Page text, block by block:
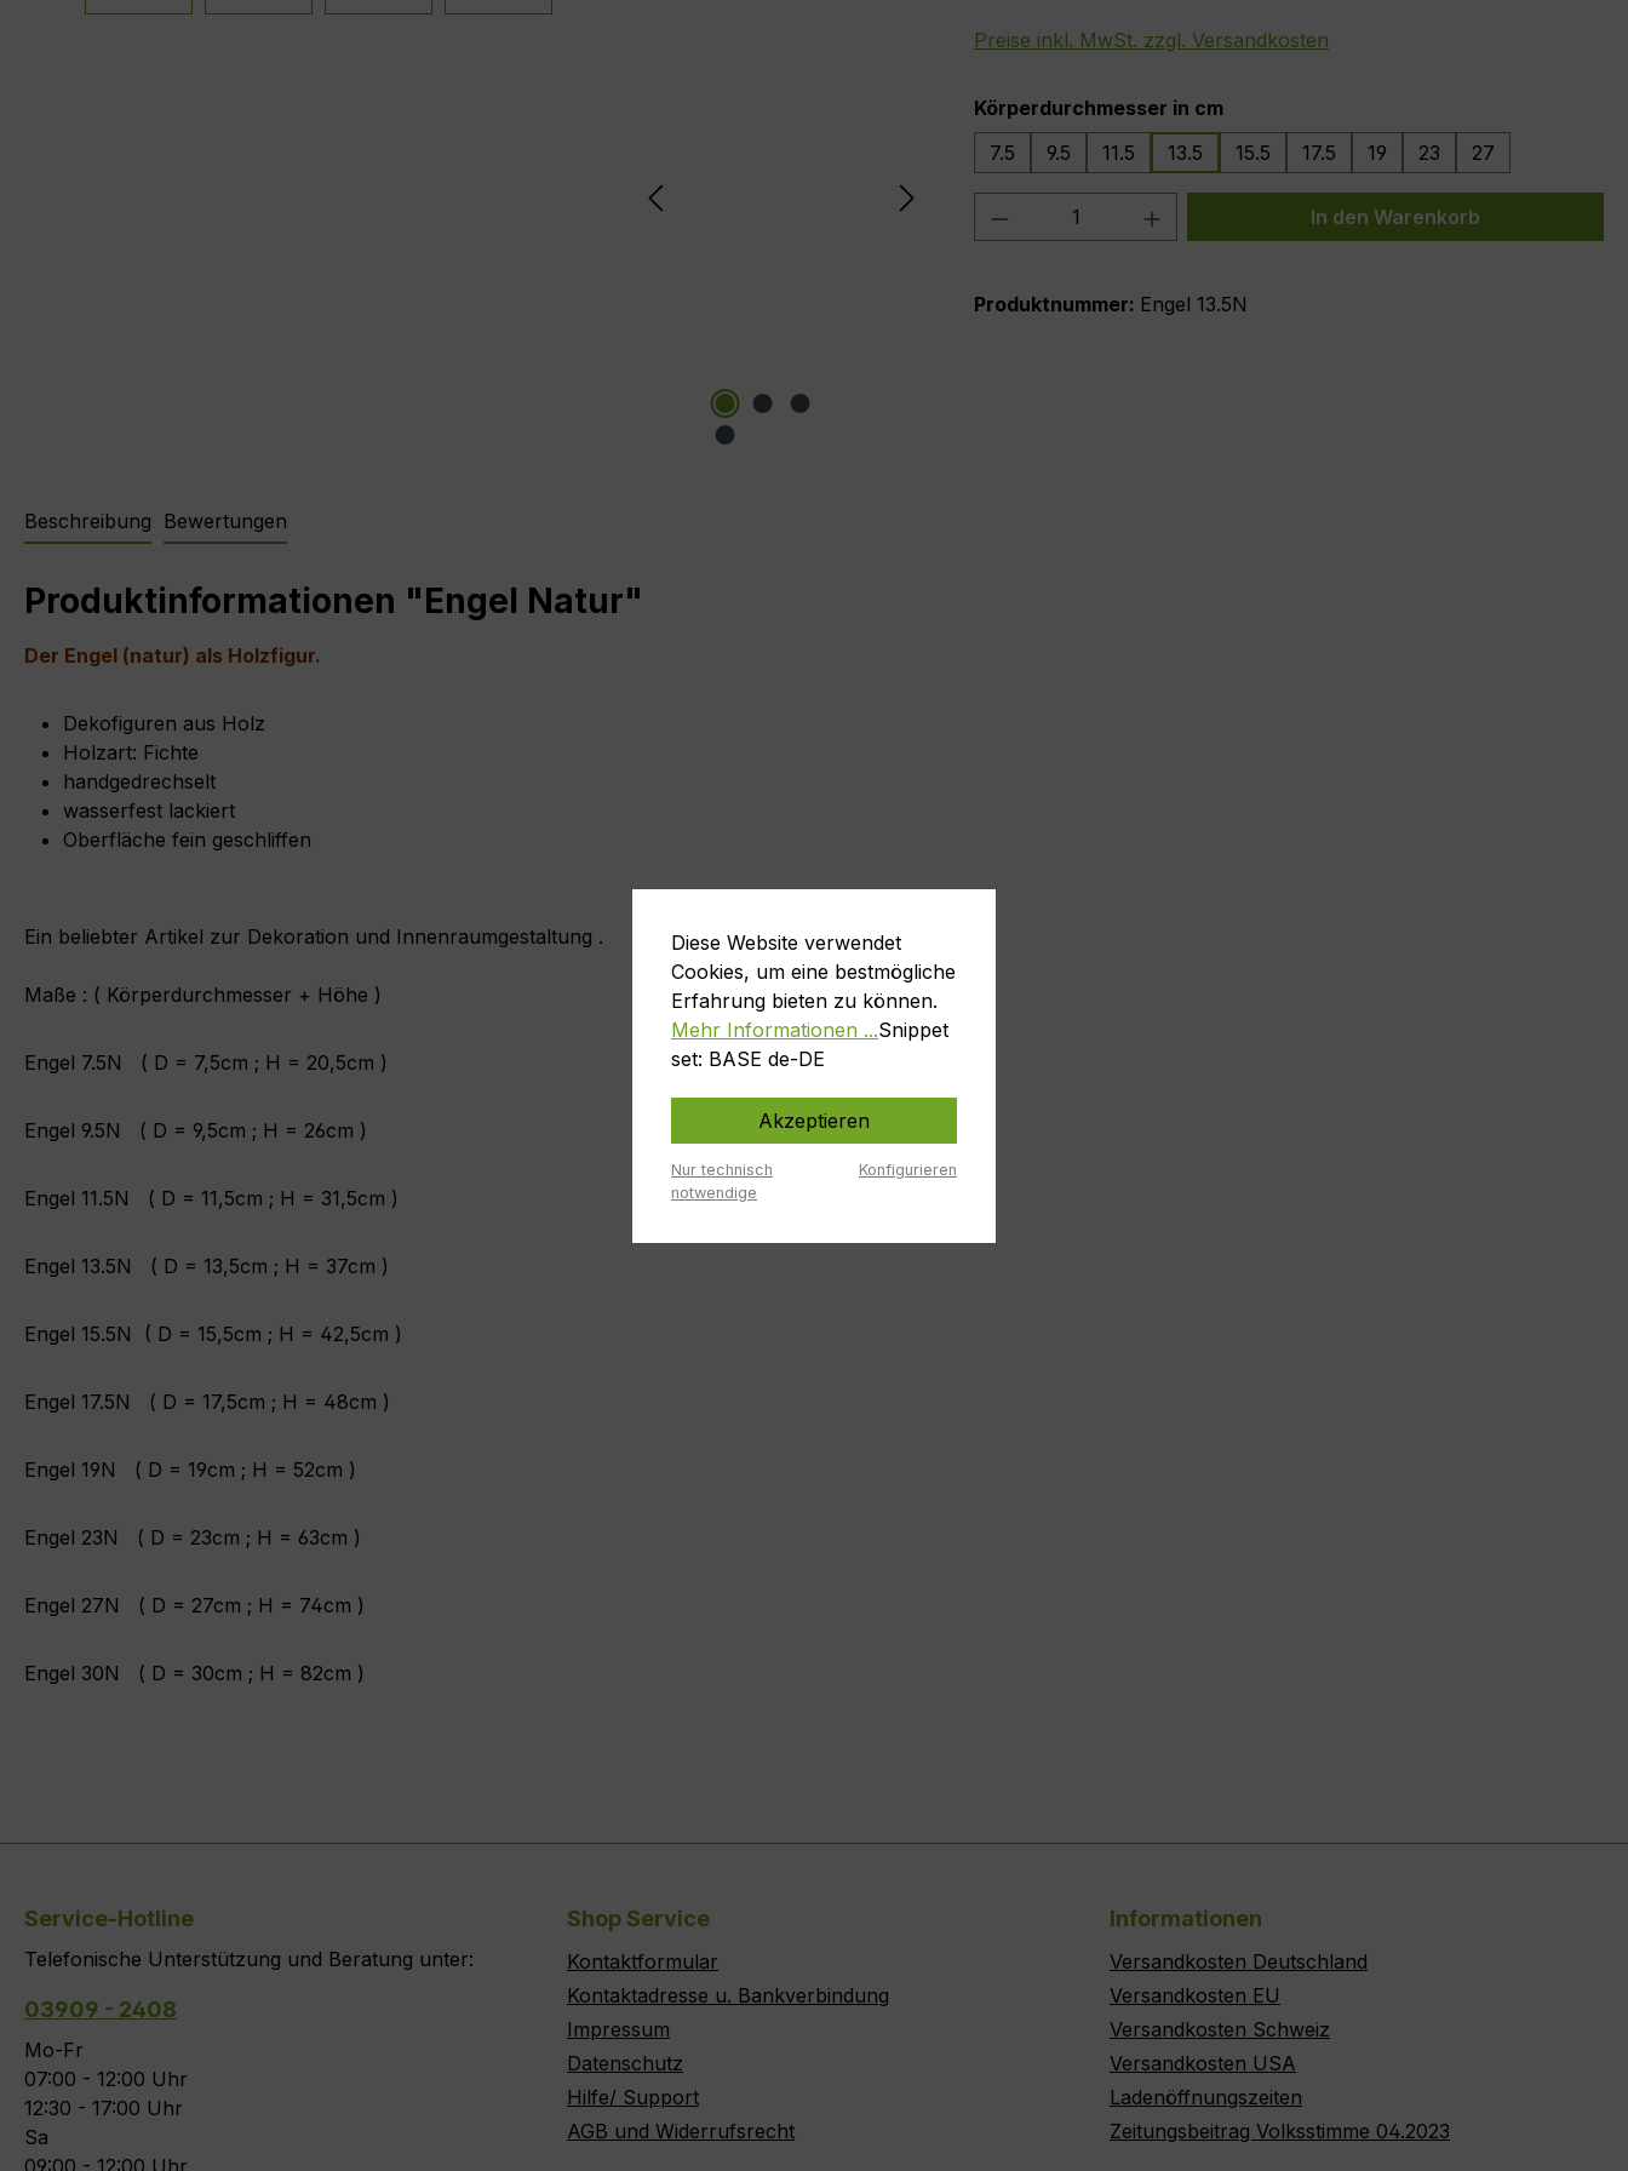
Preise inkl. MwSt. zzgl. Versandkosten
Körperdurchmesser in cmauswählen
7.5
9.5 11.5 13.5 15.5 17.5 19 23 27
Produkt Anzahl: Gib den gewünschten Wert
In den Warenkorb
Produktnummer: Engel 13.5N
Beschreibung Bewertungen
Produktinformationen "Engel Natur"
Der Engel (natur) als Holzfigur.
Dekofiguren aus Holz
Holzart: Fichte
handgedrechselt
wasserfest lackiert
Oberfläche fein geschliffen
Ein beliebter Artikel zur Dekoration und Innenraumgestaltung .
Maße : ( Körperdurchmesser + Höhe )
Engel 7.5N ( D = 7,5cm ; H = 20,5cm )
Engel 9.5N ( D = 9,5cm ; H = 26cm )
Engel 11.5N ( D = 11,5cm ; H = 31,5cm )
Engel 13.5N ( D = 13,5cm ; H = 37cm )
Engel 15.5N ( D = 15,5cm ; H = 42,5cm )
Engel 17.5N ( D = 17,5cm ; H = 48cm )
Engel 19N ( D = 19cm ; H = 52cm )
Engel 23N ( D = 23cm ; H = 63cm )
Engel 27N ( D = 27cm ; H = 74cm )
Engel 30N ( D = 30cm ; H = 82cm )
Service-Hotline
Telefonische Unterstützung und Beratung unter:
03909 - 2408
Mo-Fr
07:00 - 12:00 Uhr
12:30 - 17:00 Uhr
Sa
Shop Service
Kontaktformular
Kontaktadresse u. Bankverbindung
Impressum
Datenschutz
Hilfe/ Support
AGB und Widerrufsrecht
Informationen
Versandkosten Deutschland
Versandkosten EU
Versandkosten Schweiz
Versandkosten USA
Ladenöffnungszeiten
Zeitungsbeitrag Volksstimme 04.2023
Diese Website verwendet
Cookies, um eine bestmögliche
Erfahrung bieten zu können.
Mehr Informationen ...Snippet
set: BASE de-DE
Akzeptieren
Nur technisch
notwendige
Konfigurieren